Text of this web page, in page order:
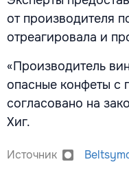
от производителя
отреагировала и
«Производитель
опасные конфеты с
согласовано на
Хиг.
Источник